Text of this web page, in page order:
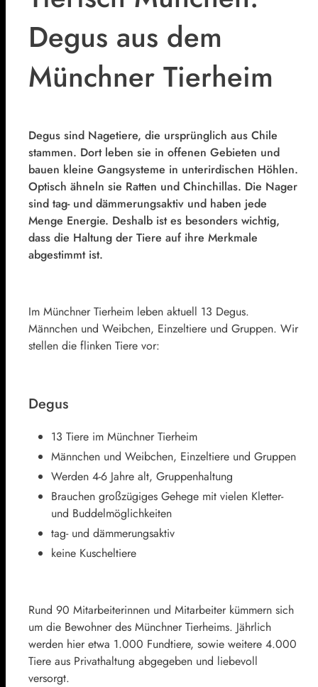
Degus aus dem
Münchner Tierheim
Degus sind Nagetiere, die ursprünglich aus Chile
stammen. Dort leben sie in offenen Gebieten und
bauen kleine Gangsysteme in unterirdischen Höhlen.
Optisch ähneln sie Ratten und Chinchillas. Die Nager
sind tag- und dämmerungsaktiv und haben jede
Menge Energie. Deshalb ist es besonders wichtig,
dass die Haltung der Tiere auf ihre Merkmale
abgestimmt ist.
Im Münchner Tierheim leben aktuell 13 Degus.
Männchen und Weibchen, Einzeltiere und Gruppen. Wir
stellen die flinken Tiere vor:
Degus
13 Tiere im Münchner Tierheim
Männchen und Weibchen, Einzeltiere und Gruppen
Werden 4-6 Jahre alt, Gruppenhaltung
Brauchen großzügiges Gehege mit vielen Kletter-
und Buddelmöglichkeiten
tag- und dämmerungsaktiv
keine Kuscheltiere
Rund 90 Mitarbeiterinnen und Mitarbeiter kümmern sich
um die Bewohner des Münchner Tierheims. Jährlich
werden hier etwa 1.000 Fundtiere, sowie weitere 4.000
Tiere aus Privathaltung abgegeben und liebevoll
versorgt.